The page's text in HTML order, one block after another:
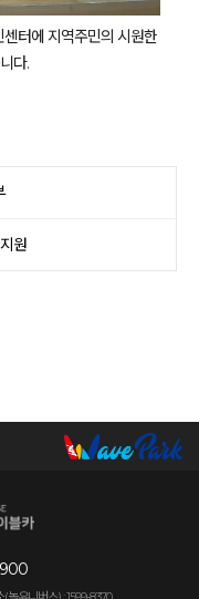
터에 지역주민의 시원한
다.
원